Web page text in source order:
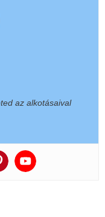
az alkotásaival